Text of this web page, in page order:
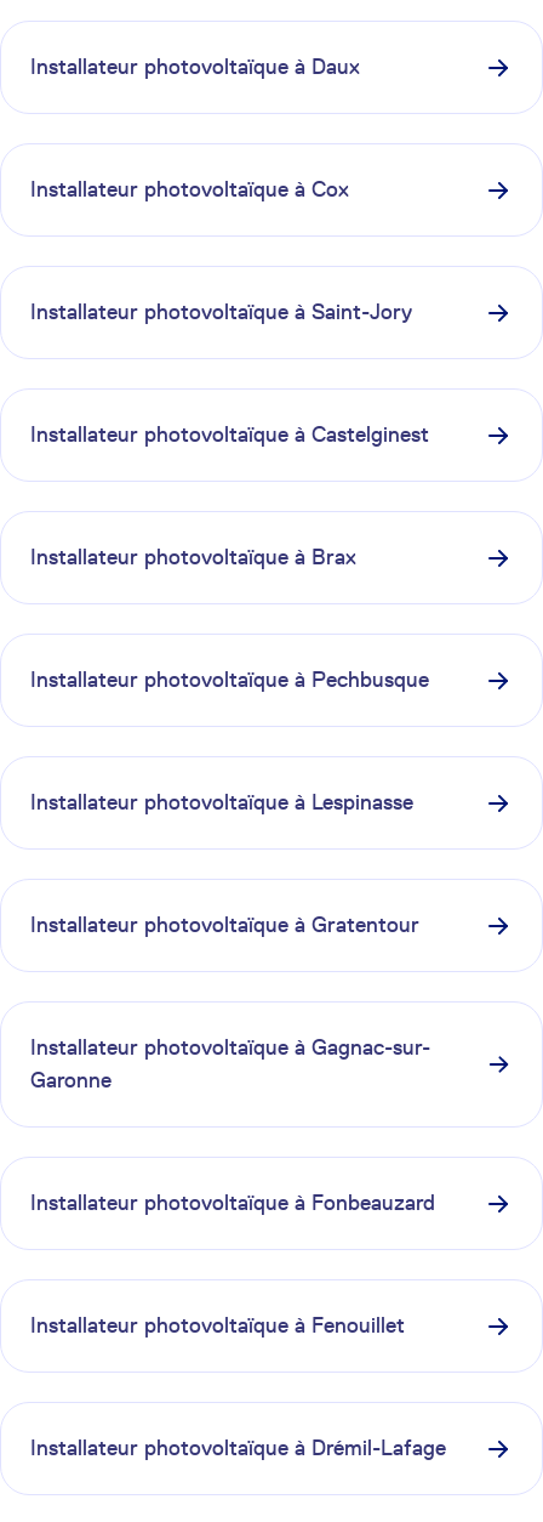
Installateur photovoltaïque à Daux
Installateur photovoltaïque à Cox
Installateur photovoltaïque à Saint-Jory
Installateur photovoltaïque à Castelginest
Installateur photovoltaïque à Brax
Installateur photovoltaïque à Pechbusque
Installateur photovoltaïque à Lespinasse
Installateur photovoltaïque à Gratentour
Installateur photovoltaïque à Gagnac-sur-
Garonne
Installateur photovoltaïque à Fonbeauzard
Installateur photovoltaïque à Fenouillet
Installateur photovoltaïque à Drémil-Lafage